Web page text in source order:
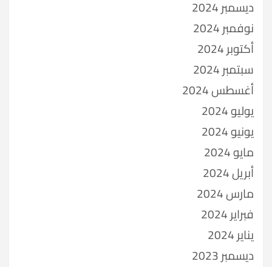
ديسمبر 2024
نوفمبر 2024
أكتوبر 2024
سبتمبر 2024
أغسطس 2024
يوليو 2024
يونيو 2024
مايو 2024
أبريل 2024
مارس 2024
فبراير 2024
يناير 2024
ديسمبر 2023